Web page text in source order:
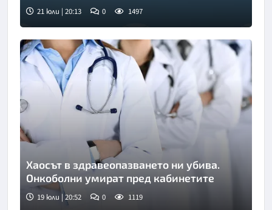
21 юли | 20:13 0 1497
Хаосът в здравеопазването ни убива.
Онкоболни умират пред кабинетите
19 юли | 20:52 0 1119